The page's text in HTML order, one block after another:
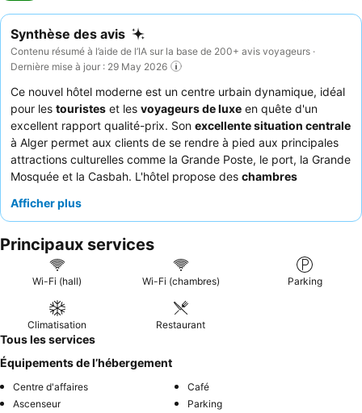
Synthèse des avis
Contenu résumé à l’aide de l’IA sur la base de 200+ avis voyageurs ·
Dernière mise à jour : 29 May 2026
Ce nouvel hôtel moderne est un centre urbain dynamique, idéal
pour les touristes et les voyageurs de luxe en quête d'un
excellent rapport qualité-prix. Son excellente situation centrale
à Alger permet aux clients de se rendre à pied aux principales
attractions culturelles comme la Grande Poste, le port, la Grande
Mosquée et la Casbah. L'hôtel propose des chambres
confortables, garantissant un séjour reposant. Le
exceptionnel et lepetit-déjeuner buffet
un choix varié. Pour une expérience améliorée, pensez à
réserver une chambre avec unbalconpour profiter d'une vue
Afficher plus
Principaux services
Wi-Fi (hall) Wi-Fi (chambres) Parking
Climatisation Restaurant
Tous les services
Équipements de l’hébergement
Centre d'affaires
Café
Ascenseur
Parking